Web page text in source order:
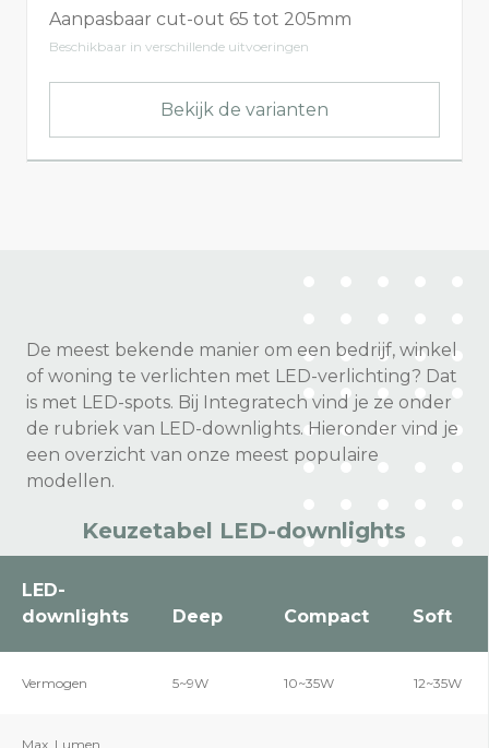
Aanpasbaar cut-out 65 tot 205mm
Beschikbaar in verschillende uitvoeringen
Bekijk de varianten
De meest bekende manier om een bedrijf, winkel
of woning te verlichten met LED-verlichting? Dat
is met LED-spots. Bij Integratech vind je ze onder
de rubriek van LED-downlights. Hieronder vind je
een overzicht van onze meest populaire
modellen.
Keuzetabel LED-downlights
LED-
downlights
Deep Compact Soft
Vermogen 5~9W 10~35W 12~35W
Max. Lumen